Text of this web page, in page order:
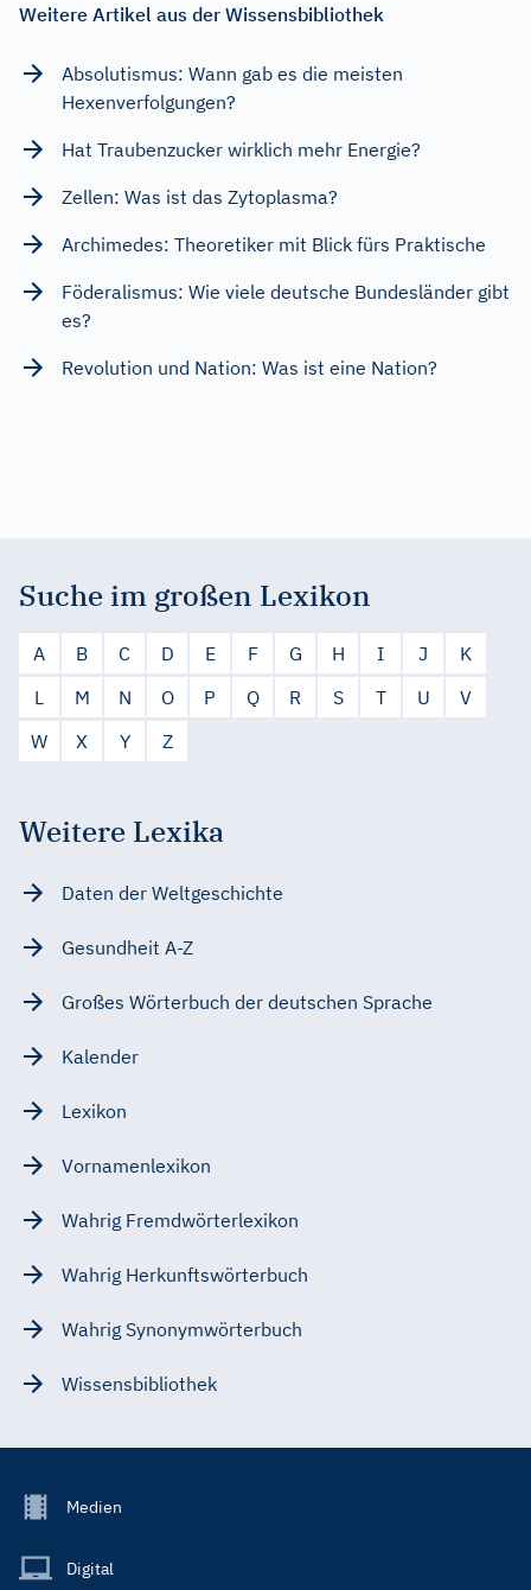
Weitere Artikel aus der Wissensbibliothek
Absolutismus: Wann gab es die meisten
Hexenverfolgungen?
Hat Traubenzucker wirklich mehr Energie?
Zellen: Was ist das Zytoplasma?
Archimedes: Theoretiker mit Blick fürs Praktische
Föderalismus: Wie viele deutsche Bundesländer gibt
es?
Revolution und Nation: Was ist eine Nation?
Suche im großen Lexikon
A B C D E F G H I J
K
L
M N O P Q R S T U
V
W
X Y Z
Weitere Lexika
Daten der Weltgeschichte
Gesundheit A-Z
Großes Wörterbuch der deutschen Sprache
Kalender
Lexikon
Vornamenlexikon
Wahrig Fremdwörterlexikon
Wahrig Herkunftswörterbuch
Wahrig Synonymwörterbuch
Wissensbibliothek
Footer
Main
Medien
Digital